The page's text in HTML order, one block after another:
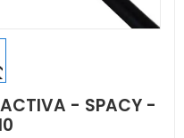
ACTIVA - SPACY -